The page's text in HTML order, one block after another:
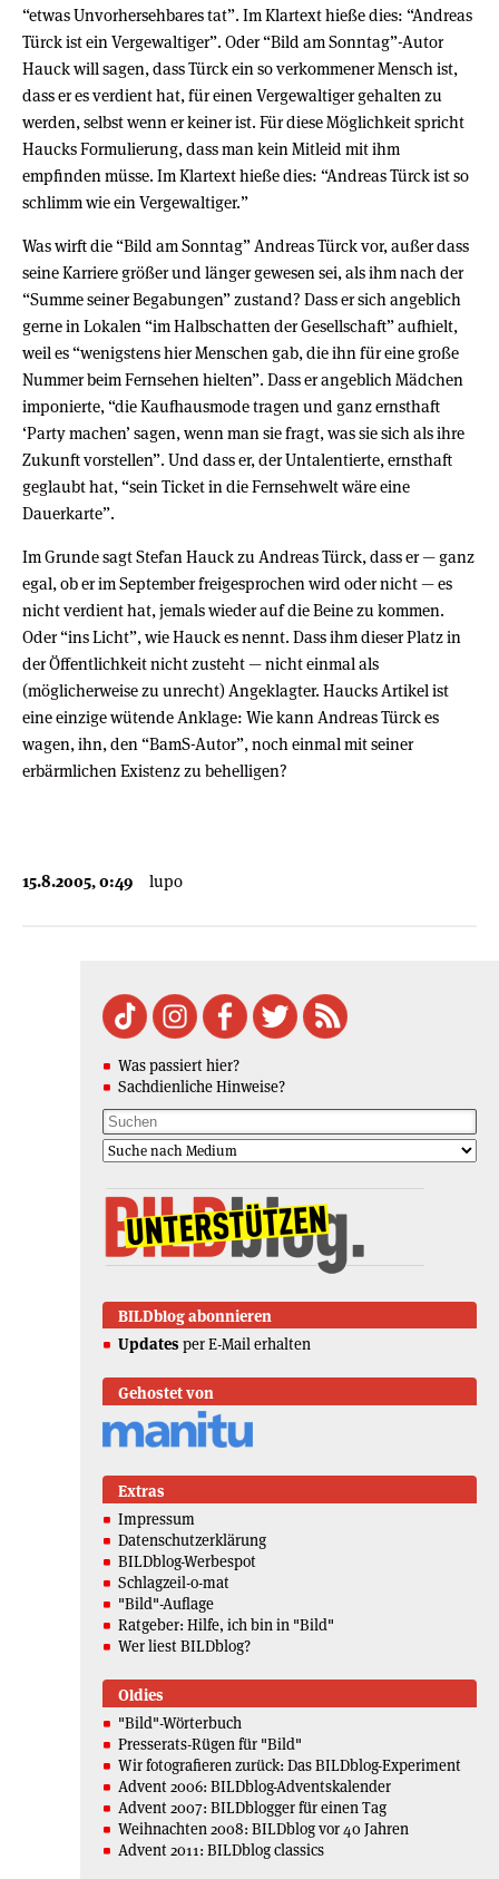
“etwas Unvorhersehbares tat”. Im Klartext hieße dies: “Andreas
Türck ist ein Vergewaltiger”. Oder “Bild am Sonntag”-Autor
Hauck will sagen, dass Türck ein so verkommener Mensch ist,
dass er es verdient hat, für einen Vergewaltiger gehalten zu
werden, selbst wenn er keiner ist. Für diese Möglichkeit spricht
Haucks Formulierung, dass man kein Mitleid mit ihm
empfinden müsse. Im Klartext hieße dies: “Andreas Türck ist so
schlimm wie ein Vergewaltiger.”
Was wirft die “Bild am Sonntag” Andreas Türck vor, außer dass
seine Karriere größer und länger gewesen sei, als ihm nach der
“Summe seiner Begabungen” zustand? Dass er sich angeblich
gerne in Lokalen “im Halbschatten der Gesellschaft” aufhielt,
weil es “wenigstens hier Menschen gab, die ihn für eine große
Nummer beim Fernsehen hielten”. Dass er angeblich Mädchen
imponierte, “die Kaufhausmode tragen und ganz ernsthaft
‘Party machen’ sagen, wenn man sie fragt, was sie sich als ihre
Zukunft vorstellen”. Und dass er, der Untalentierte, ernsthaft
geglaubt hat, “sein Ticket in die Fernsehwelt wäre eine
Dauerkarte”.
Im Grunde sagt Stefan Hauck zu Andreas Türck, dass er — ganz
egal, ob er im September freigesprochen wird oder nicht — es
nicht verdient hat, jemals wieder auf die Beine zu kommen.
Oder “ins Licht”, wie Hauck es nennt. Dass ihm dieser Platz in
der Öffentlichkeit nicht zusteht — nicht einmal als
(möglicherweise zu unrecht) Angeklagter. Haucks Artikel ist
eine einzige wütende Anklage: Wie kann Andreas Türck es
wagen, ihn, den “BamS-Autor”, noch einmal mit seiner
erbärmlichen Existenz zu behelligen?
15.8.2005, 0:49 lupo
Was passiert hier?
Sachdienliche Hinweise?
BILDblog abonnieren
Updates per E-Mail erhalten
Gehostet von
Extras
Impressum
Datenschutzerklärung
BILDblog-Werbespot
Schlagzeil-o-mat
"Bild"-Auflage
Ratgeber: Hilfe, ich bin in "Bild"
Wer liest BILDblog?
Oldies
"Bild"-Wörterbuch
Presserats-Rügen für "Bild"
Wir fotografieren zurück: Das BILDblog-Experiment
Advent 2006: BILDblog-Adventskalender
Advent 2007: BILDblogger für einen Tag
Weihnachten 2008: BILDblog vor 40 Jahren
Advent 2011: BILDblog classics